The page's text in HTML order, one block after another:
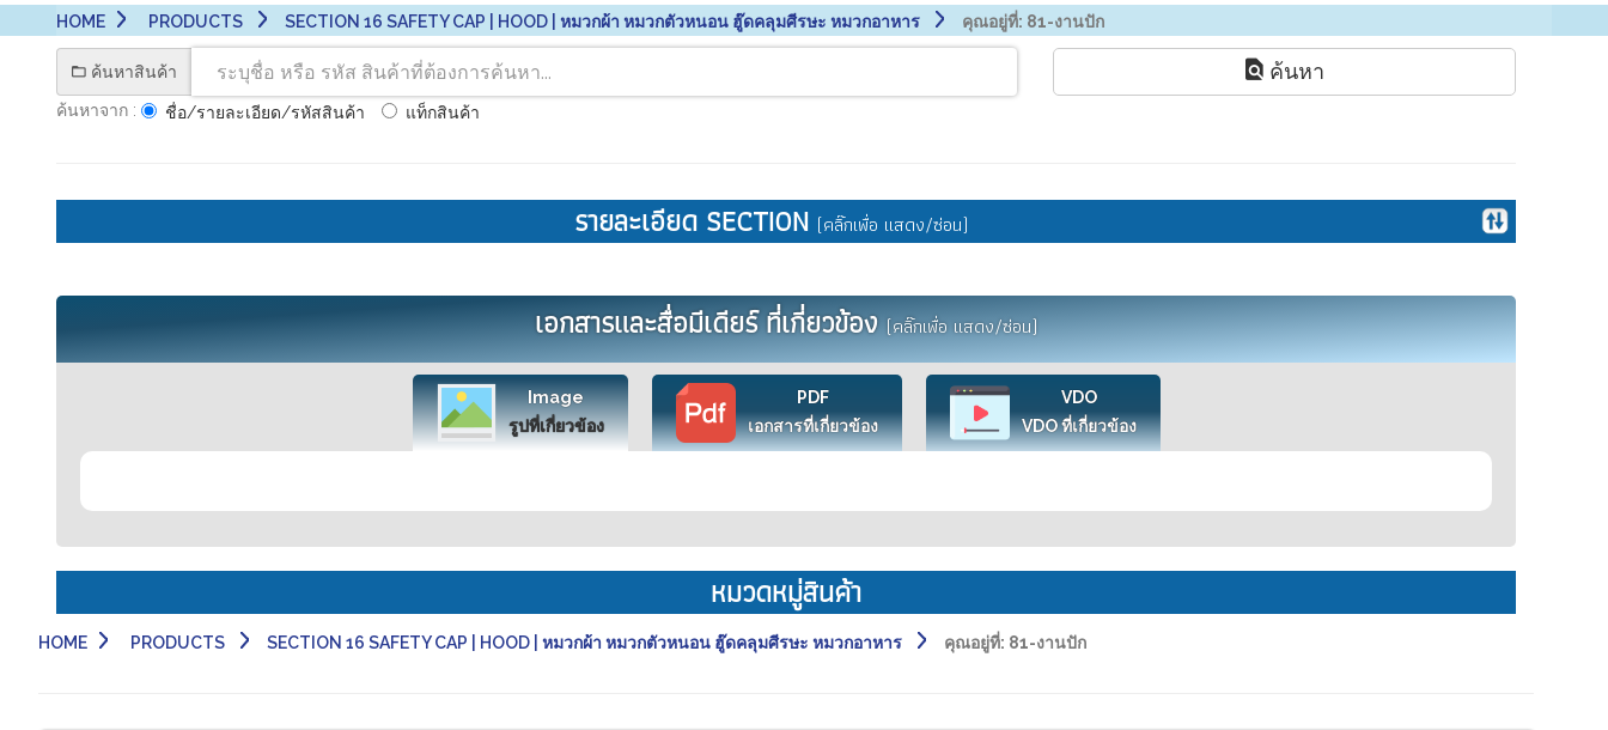
HOME PRODUCTS SECTION 16 SAFETY CAP | HOOD | หมวกผ้า หมวกตัวหนอน ฮู๊ดคลุมศีรษะ หมวกอาหาร คุณอยู่ที่: 81-งานปัก
ค้นหาสินค้า
ค้นหาจาก :
ชื่อ/รายละเอียด/รหัสสินค้า แท็กสินค้า
ค้นหา
รายละเอียด SECTION (คลิ๊กเพื่อ แสดง/ซ่อน)
เอกสารและสื่อมีเดียร์ ที่เกี่ยวข้อง(คลิ๊กเพื่อ แสดง/ซ่อน)
Image
รูปที่เกี่ยวข้อง
PDF
เอกสารที่เกี่ยวข้อง
VDO
VDO ที่เกี่ยวข้อง
หมวดหมู่สินค้า
HOME PRODUCTS SECTION 16 SAFETY CAP | HOOD | หมวกผ้า หมวกตัวหนอน ฮู๊ดคลุมศีรษะ หมวกอาหาร คุณอยู่ที่: 81-งานปัก